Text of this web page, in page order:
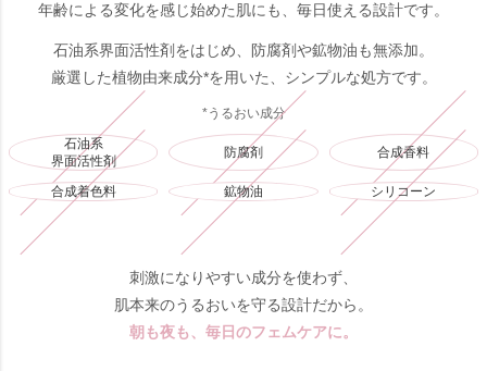
年齢による変化を感じ始めた肌にも、毎日使える設計です。
石油系界面活性剤をはじめ、防腐剤や鉱物油も無添加。
厳選した植物由来成分*を用いた、シンプルな処方です。
*うるおい成分
石油系
界面活性剤
防腐剤 合成香料
合成着色料 鉱物油 シリコーン
刺激になりやすい成分を使わず、
肌本来のうるおいを守る設計だから。
朝も夜も、毎日のフェムケアに。